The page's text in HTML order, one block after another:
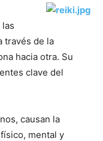
través de la
hacia otra. Su
clave del
causan la
mental y